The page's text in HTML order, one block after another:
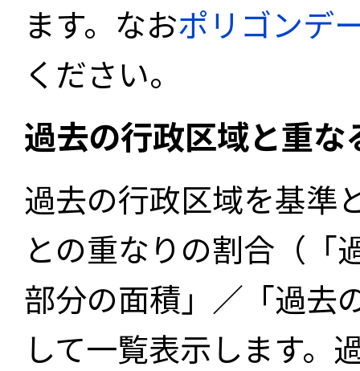
ます。なおポリゴンデ
ください。
過去の行政区域と重
過去の行政区域を基準
との重なりの割合（「
部分の面積」／「過去
して一覧表示します。